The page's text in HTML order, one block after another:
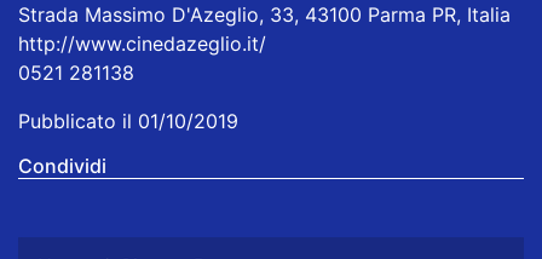
Strada Massimo D'Azeglio, 33, 43100 Parma PR, Italia
http://www.cinedazeglio.it/
0521 281138
Pubblicato il 01/10/2019
Condividi